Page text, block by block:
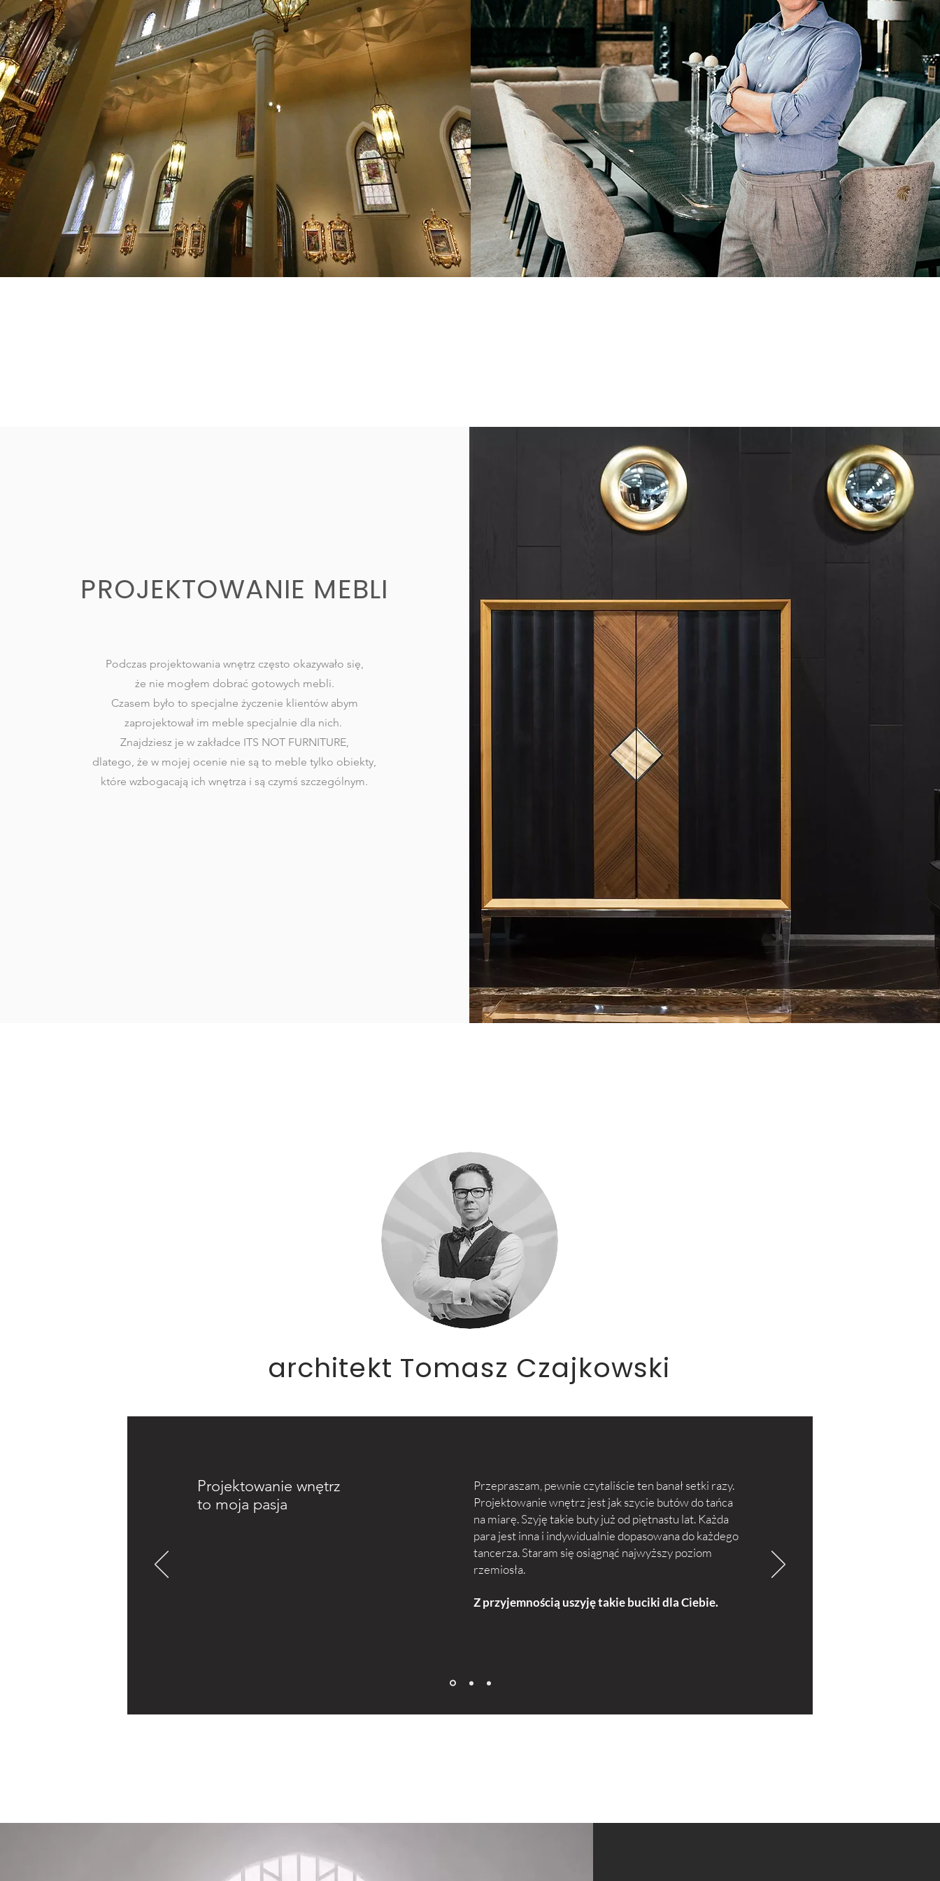
SACRUM - Projektowanie wnętrz sakralnych PROFANUM - Projekty wnętrz publicznych i prywatnych
PROJEKTOWANIE MEBLI
Podczas projektowania wnętrz często okazywało się,
że nie mogłem dobrać gotowych mebli.
Czasem było to specjalne życzenie klientów abym
zaprojektował im meble specjalnie dla nich.
Znajdziesz je w zakładce ITS NOT FURNITURE,
dlatego, że w mojej ocenie nie są to meble tylko obiekty,
które wzbogacają ich wnętrza i są czymś szczególnym.
architekt Tomasz Czajkowski
Projektowanie wnętrz
to moja pasja
Przepraszam, pewnie czytaliście ten banał setki razy.
Projektowanie wnętrz jest jak szycie butów do tańca
na miarę. Szyję takie buty już od piętnastu lat. Każda
para jest inna i indywidualnie dopasowana do każdego
tancerza. Staram się osiągnąć najwyższy poziom
rzemiosła.
Z przyjemnością uszyję takie buciki dla Ciebie.